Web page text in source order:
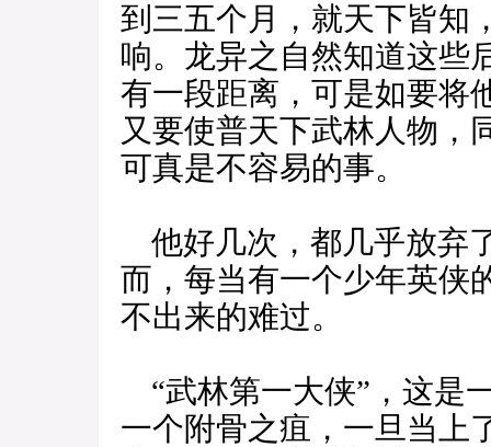
到三五个月，就天下皆知
响。龙异之自然知道这些
有一段距离，可是如要将
又要使普天下武林人物，
可真是不容易的事。
他好几次，都几乎放弃
而，每当有一个少年英侠
不出来的难过。
“武林第一大侠”，这是
一个附骨之疽，一旦当上